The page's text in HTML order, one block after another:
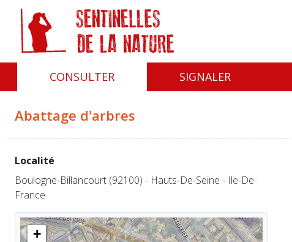
CONSULTER SIGNALER
Abattage d'arbres
Localité
Boulogne-Billancourt (92100) - Hauts-De-Seine - Ile-De-
France
+
Panneau de gestion des cookies